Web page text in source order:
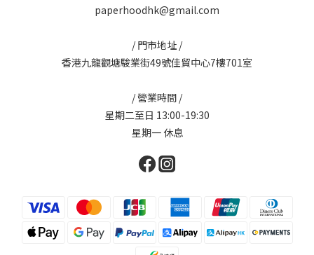
paperhoodhk@gmail.com
/ 門市地址 /
香港九龍觀塘駿業街49號佳貿中心7樓701室
/ 營業時間 /
星期二至日 13:00-19:30
星期一 休息